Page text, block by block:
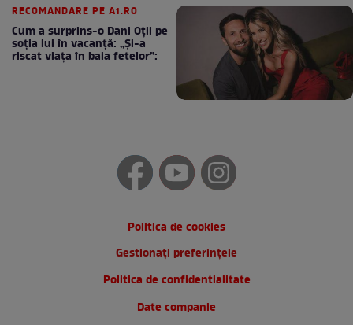
RECOMANDARE PE A1.RO
Cum a surprins-o Dani Oțil pe
soția lui în vacanță: „Și-a
riscat viața în baia fetelor”:
Politica de cookies
Gestionați preferințele
Politica de confidentialitate
Date companie